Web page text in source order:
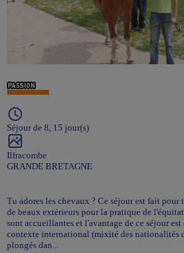
Séjour de 8, 15 jour(s)
Ilfracombe
GRANDE BRETAGNE
Tu adores les chevaux ? Ce séjour est fait
de beaux extérieurs pour la pratique de
sont accueillantes et l'avantage de ce séjour
contexte international (mixité des nationalités
plongés dan...